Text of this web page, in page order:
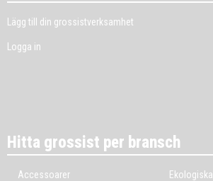
Lägg till din grossistverksamhet
Logga in
Hitta grossist per bransch
Accessoarer